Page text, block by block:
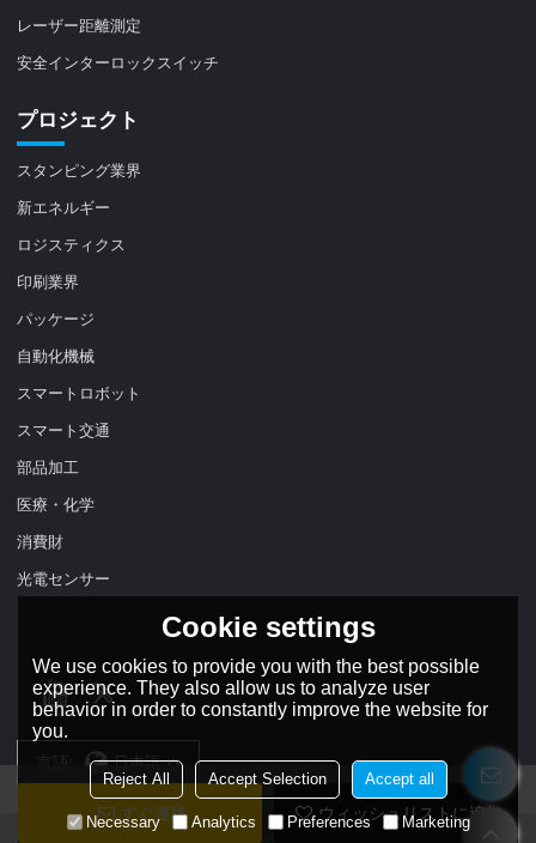
すぐ連絡 ウィッシュリストに追加
レーザー距離測定
安全インターロックスイッチ
プロジェクト
スタンピング業界
新エネルギー
ロジスティクス
印刷業界
パッケージ
自動化機械
スマートロボット
スマート交通
部品加工
医療・化学
消費財
光電センサー
言語: 日本語
Cookie settings
We use cookies to provide you with the best possible
experience. They also allow us to analyze user
behavior in order to constantly improve the website for
you.
Reject All Accept Selection Accept all
Necessary Analytics Preferences Marketing